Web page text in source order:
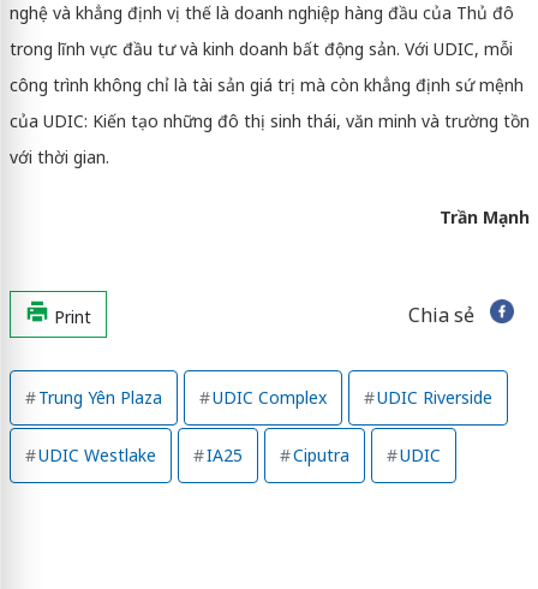
nghệ và khẳng định vị thế là doanh nghiệp hàng đầu của Thủ đô
trong lĩnh vực đầu tư và kinh doanh bất động sản. Với UDIC, mỗi
công trình không chỉ là tài sản giá trị mà còn khẳng định sứ mệnh
của UDIC: Kiến tạo những đô thị sinh thái, văn minh và trường tồn
với thời gian.
Trần Mạnh
Print Chia sẻ
Trung Yên Plaza UDIC Complex UDIC Riverside
UDIC Westlake IA25 Ciputra UDIC